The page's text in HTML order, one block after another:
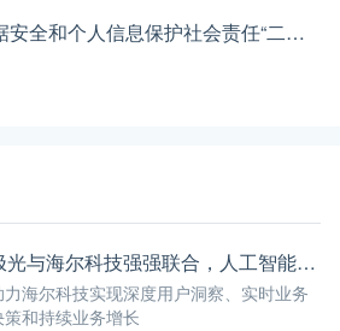
极光获评CCIA数据安全和个人信息保护社会责任“二星级”单位
极光与海尔科技强强联合，人工智能赋能数字化智慧生活
力海尔科技实现深度用户洞察、实时业务
策和持续业务增长